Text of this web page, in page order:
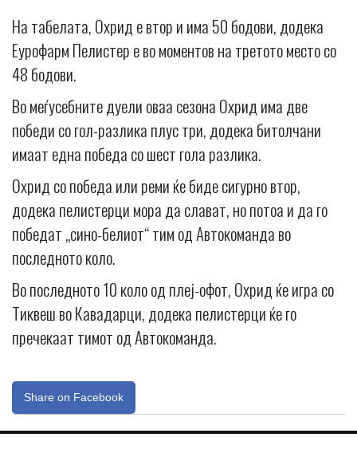
На табелата, Oхрид е втор и има 50 бодови, додека
Еурофарм Пелистер е во моментов на третото место со
48 бодови.
Во меѓусебните дуели оваа сезона Охрид има две
победи со гол-разлика плус три, додека битолчани
имаат една победа со шест гола разлика.
Охрид со победа или реми ќе биде сигурно втор,
додека пелистерци мора да слават, но потоа и да го
победат „сино-белиот“ тим од Автокоманда во
последното коло.
Во последното 10 коло од плеј-офот, Охрид ќе игра со
Тиквеш во Кавадарци, додека пелистерци ќе го
пречекаат тимот од Автокоманда.
Share on Facebook